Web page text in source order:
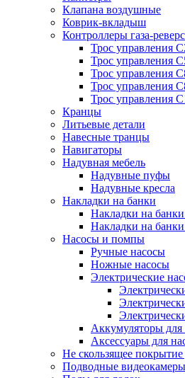
Клапана воздушные
Коврик-вкладыш
Контроллеры газа-
Трос управления
Трос управления
Трос управления
Трос управления
Трос управления
Кранцы
Литьевые детали
Навесные транцы
Навигаторы
Надувная мебель
Надувные пуфы
Надувные кресла
Накладки на банки
Накладки на
Накладки на
Насосы и помпы
Ручные насосы
Ножные насосы
Электрические
Аккумуляторы для
Аксессуары для
Не скользящее покрытие
Подводные видеокамеры